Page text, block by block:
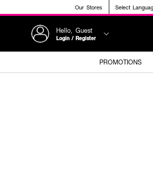
Our Stores Select
Hello, Guest
Login / Register
PROMOTIONS